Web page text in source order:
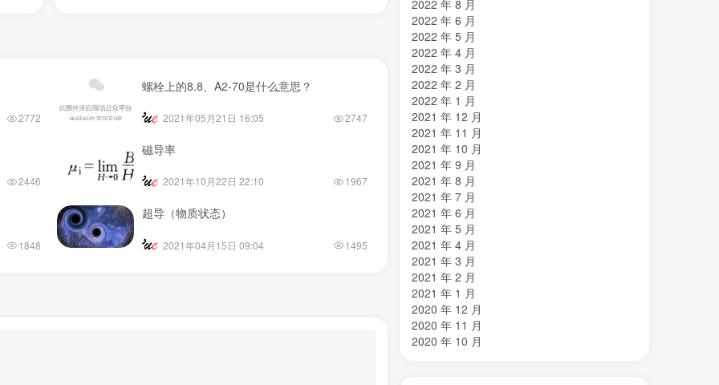
2772
螺栓上的8.8、A2-70是什么意思？
2021年05月21日 16:05 2747
2446
磁导率
2021年10月22日 22:10 1967
1848
超导（物质状态）
2021年04月15日 09:04 1495
2022 年 8 月
2022 年 6 月
2022 年 5 月
2022 年 4 月
2022 年 3 月
2022 年 2 月
2022 年 1 月
2021 年 12 月
2021 年 11 月
2021 年 10 月
2021 年 9 月
2021 年 8 月
2021 年 7 月
2021 年 6 月
2021 年 5 月
2021 年 4 月
2021 年 3 月
2021 年 2 月
2021 年 1 月
2020 年 12 月
2020 年 11 月
2020 年 10 月